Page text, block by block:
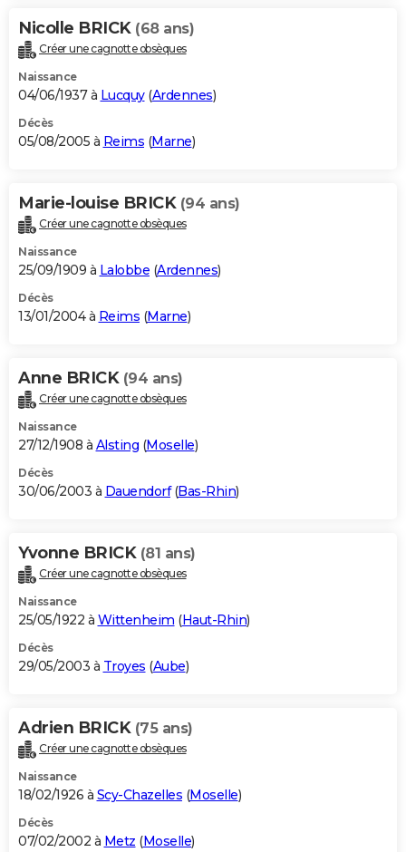
Nicolle BRICK (68 ans)
Créer une cagnotte obsèques
Naissance
04/06/1937 à Lucquy(Ardennes)
Décès
05/08/2005 à Reims (Marne)
Marie-louise BRICK (94 ans)
Créer une cagnotte obsèques
Naissance
25/09/1909 à Lalobbe (Ardennes)
Décès
13/01/2004 à Reims (Marne)
Anne BRICK (94 ans)
Créer une cagnotte obsèques
Naissance
27/12/1908 à Alsting (Moselle)
Décès
30/06/2003 à Dauendorf(Bas-Rhin)
Yvonne BRICK (81 ans)
Créer une cagnotte obsèques
Naissance
25/05/1922 à Wittenheim (Haut-Rhin)
Décès
29/05/2003 à Troyes (Aube)
Adrien BRICK (75 ans)
Créer une cagnotte obsèques
Naissance
18/02/1926 à Scy-Chazelles (Moselle)
Décès
07/02/2002 à Metz (Moselle)